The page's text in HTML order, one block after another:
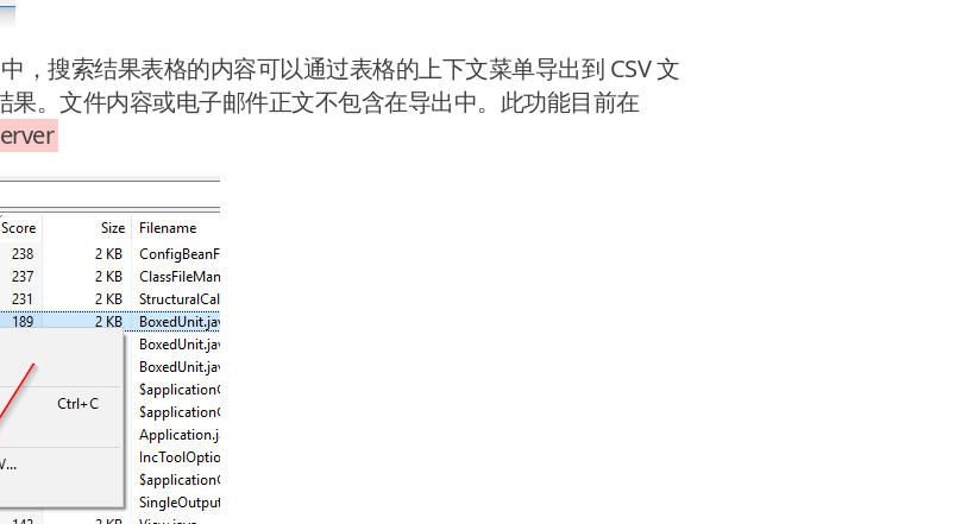
，搜索结果表格的内容可以通过表格的上下文菜单导出到 CSV 文
。文件内容或电子邮件正文不包含在导出中。此功能目前在